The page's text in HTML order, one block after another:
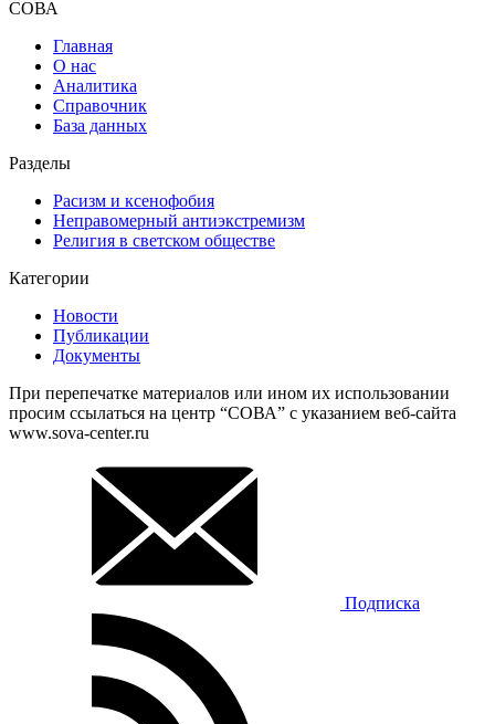
СОВА
Главная
О нас
Аналитика
Справочник
База данных
Разделы
Расизм и ксенофобия
Неправомерный антиэкстремизм
Религия в светском обществе
Категории
Новости
Публикации
Документы
При перепечатке материалов или ином их использовании
просим ссылаться на центр “СОВА” с указанием веб-сайта
www.sova-center.ru
Подписка